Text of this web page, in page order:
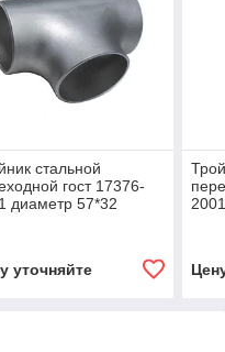
стальной
гост 17376-
диаметр 57*32
уточняйте